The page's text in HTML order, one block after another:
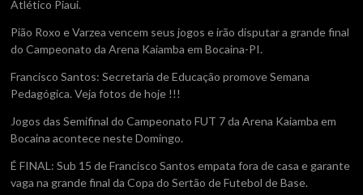
Atlético Piaui.
Pião Roxo e Varzea vencem seus jogos e irão disputar a grande final
do Campeonato da Arena Kaiamba em Bocaina-PI.
Francisco Santos: Secretaria de Educação promove Semana
Pedagógica. Veja fotos de hoje !!!
Jogos das Semifinal do Campeonato FUT 7 da Arena Kaiamba em
Bocaina acontece neste Domingo.
É FINAL: Sub 15 de Francisco Santos empata fora de casa e garante
vaga na grande final da Copa do Sertão de Futebol de Base.